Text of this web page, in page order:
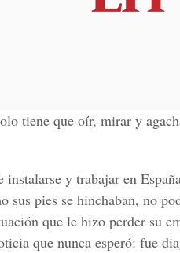
tiene que oír, mirar y
instalarse y trabajar en
sus pies se hinchaban, no
que le hizo perder su
que nunca esperó: fue